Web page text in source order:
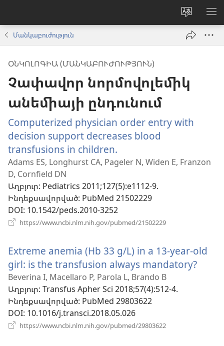
Փոխել
կայքի
լեզուն
Մանկաբուժություն
ՕՆԿՈԼՈԳԻԱ (ՄԱՆԿԱԲՈՒԺՈՒԹՅՈՒՆ)
Չափավոր նորմովոլեմիկ
անեմիայի ընդունում
Computerized physician order entry with
decision support decreases blood
transfusions in children.
է
պատուհան)
Adams ES, Longhurst CA, Pageler N, Widen E, Franzon
D, Cornfield DN
Աղբյուր‎: Pediatrics 2011;127(5):e1112-9.
Ինդեքսավորված‎: PubMed 21502229
DOI‎: 10.1542/peds.2010-3252
https://www.ncbi.nlm.nih.gov/pubmed/21502229
պատուհան)
Extreme anemia (Hb 33 g/L) in a 13-year-old
girl: is the transfusion always mandatory?
Beverina I, Macellaro P, Parola L, Brando B
Աղբյուր‎: Transfus Apher Sci 2018;57(4):512-4.
Ինդեքսավորված‎: PubMed 29803622
DOI‎: 10.1016/j.transci.2018.05.026
https://www.ncbi.nlm.nih.gov/pubmed/29803622